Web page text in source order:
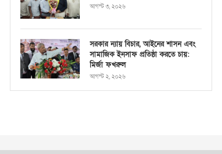
আগস্ট ৩, ২০২৬
সরকার ন্যায় বিচার, আইনের শাসন এবং
সামাজিক ইনসাফ প্রতিষ্ঠা করতে চায়:
মির্জা ফখরুল
আগস্ট ২, ২০২৬